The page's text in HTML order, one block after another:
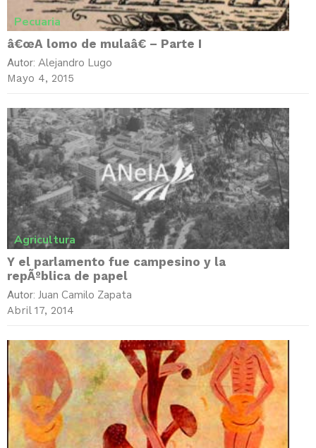
Pecuaria
â€œA lomo de mulaâ€ – Parte I
Autor: Alejandro Lugo
Mayo 4, 2015
Agricultura
Y el parlamento fue campesino y la
repÃºblica de papel
Autor: Juan Camilo Zapata
Abril 17, 2014